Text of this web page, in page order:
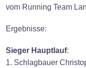
vom Running Team
Ergebnisse:
Sieger Hauptlauf:
1. Schlagbauer